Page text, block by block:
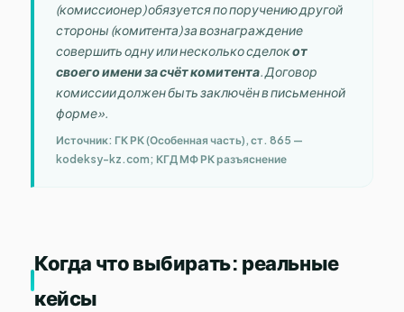
(комиссионер) обязуется по поручению другой
стороны (комитента) за вознаграждение
совершить одну или несколько сделокот
своего имени за счёт комитента. Договор
комиссии должен быть заключён в письменной
форме».
Источник: ГК РК (Особенная часть), ст. 865 —
kodeksy-kz.com; КГД МФ РК разъяснение
Когда что выбирать: реальные
кейсы